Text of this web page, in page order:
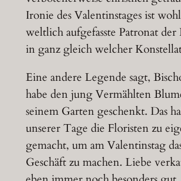
Ironie des Valentinstages ist
weltlich aufgefasste Patronat
in ganz gleich welcher
Eine andere Legende sagt,
habe den jung Vermählten
seinem Garten geschenkt. Das
unserer Tage die Floristen zu
gemacht, um am Valentinstag
Geschäft zu machen. Liebe